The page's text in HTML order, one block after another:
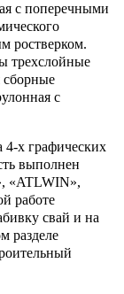
с поперечными
ростверком.
трехслойные
с
4-х графических
выполнен
«ATLWIN»,
работе
свай и на
разделе